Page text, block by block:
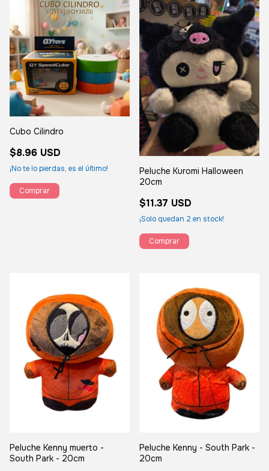
Cubo Cilindro
$8.96 USD
¡No te lo pierdas, es el último!
Peluche Kuromi Halloween
20cm
$11.37 USD
¡Solo quedan 2 en stock!
Peluche Kenny muerto -
South Park - 20cm
Peluche Kenny - South Park -
20cm